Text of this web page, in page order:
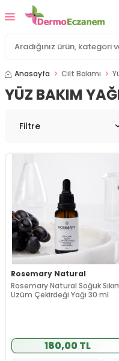
Anasayfa Cilt Bakımı
YÜZ BAKIM
Filtre
Rosemary Natural
Rosemary Natural Soğuk
Üzüm Çekirdeği Yağı 30 ml
180,00 TL